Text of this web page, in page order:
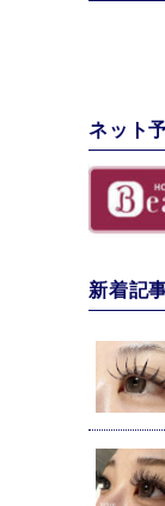
ネット
新着記